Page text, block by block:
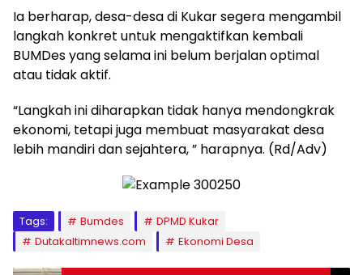
Ia berharap, desa-desa di Kukar segera mengambil
langkah konkret untuk mengaktifkan kembali
BUMDes yang selama ini belum berjalan optimal
atau tidak aktif.
“Langkah ini diharapkan tidak hanya mendongkrak
ekonomi, tetapi juga membuat masyarakat desa
lebih mandiri dan sejahtera, ” harapnya. (Rd/Adv)
Tags: Bumdes
DPMD Kukar
Dutakaltimnews.com
Ekonomi Desa